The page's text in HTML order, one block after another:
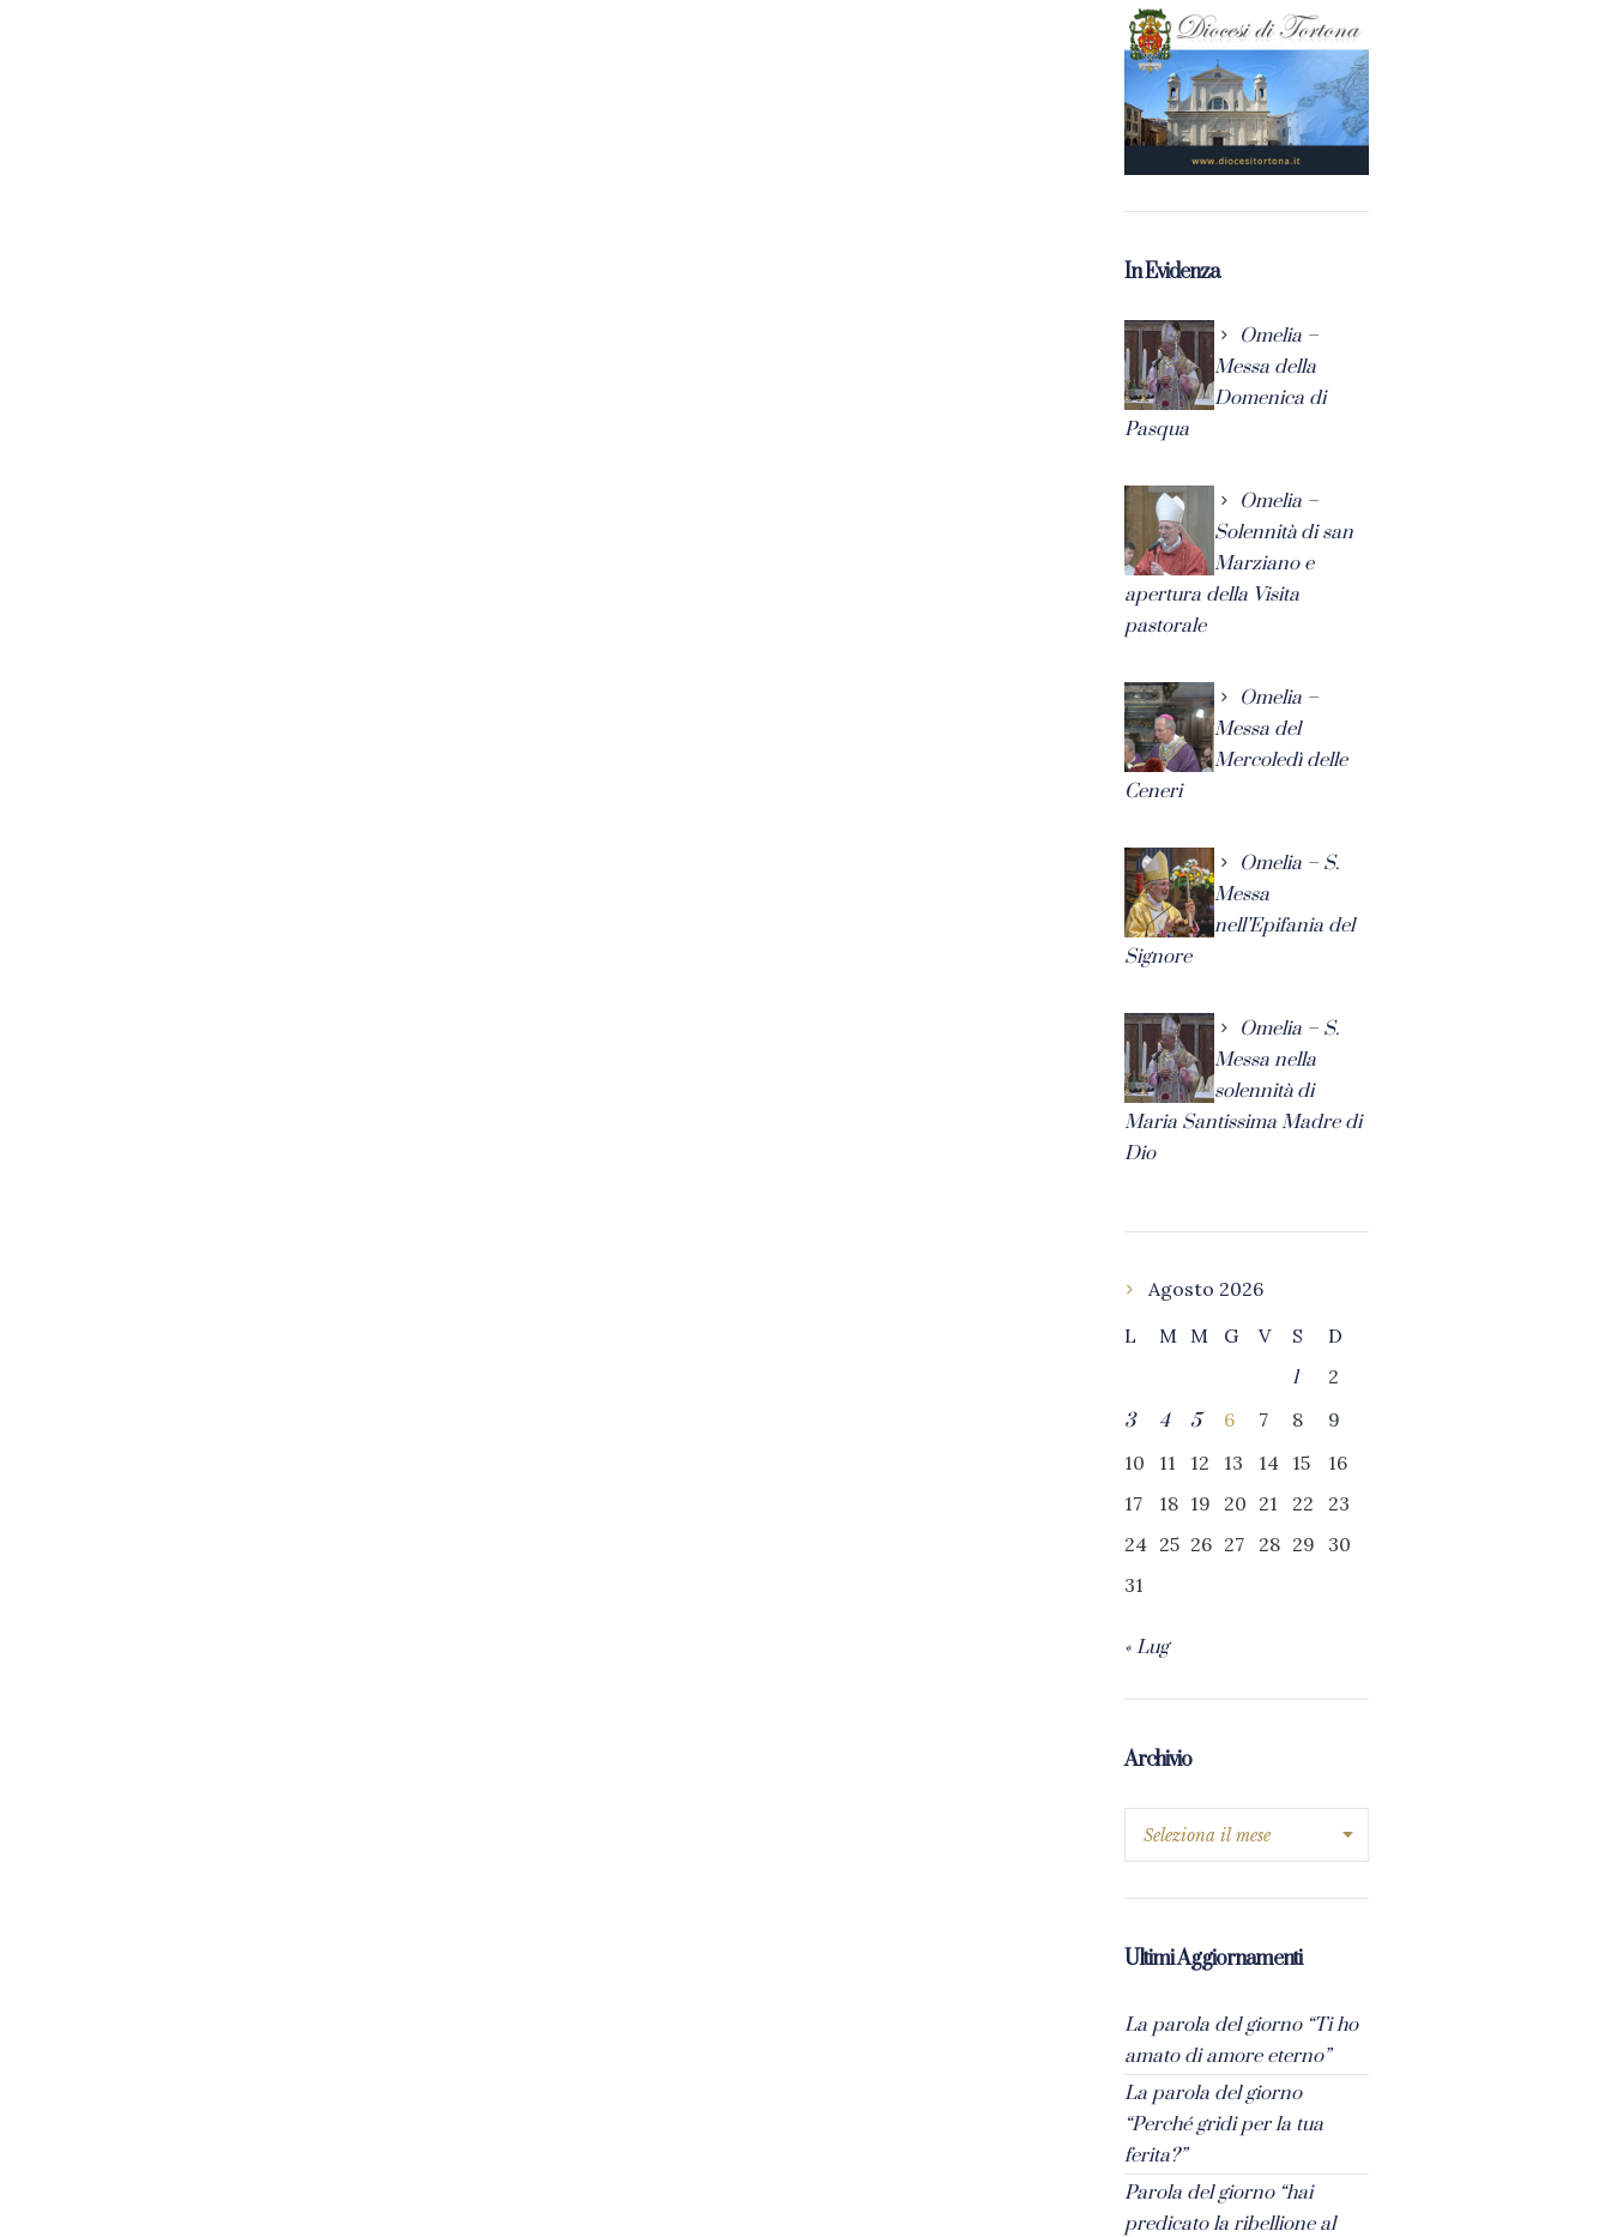
In Evidenza
Omelia –
Messa della
Domenica di
Pasqua
Omelia –
Solennità di san
Marziano e
apertura della Visita
pastorale
Omelia –
Messa del
Mercoledì delle
Ceneri
Omelia – S.
Messa
nell’Epifania del
Signore
Omelia – S.
Messa nella
solennità di
Maria Santissima Madre di
Dio
Agosto 2026
L
M M G V S
D
1
2
3
4 5 6 7 8
9
10
11 12 13 14 15
16
17
18 19 20 21 22
23
24 25 26 27 28 29
30
31
« Lug
Archivio
Ultimi Aggiornamenti
La parola del giorno “Ti ho
amato di amore eterno”
La parola del giorno
“Perché gridi per la tua
ferita?”
Parola del giorno “hai
predicato la ribellione al